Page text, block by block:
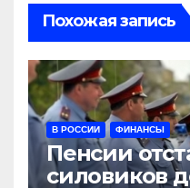
Похожая запись
В РОССИИ ФИНАНСЫ
Пенсии
силовиков